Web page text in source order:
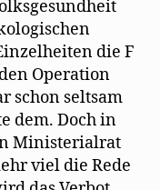
die F
Operation
schon seltsam
dem. Doch in
Ministerialrat
viel die Rede